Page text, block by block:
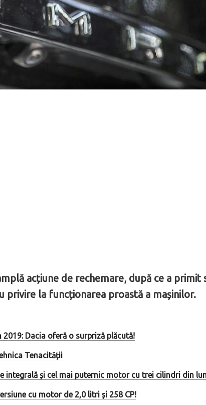
acțiune de rechemare, după ce a primit
privire la funcționarea proastă a mașinilor.
Dacia oferă o surpriză plăcută!
Tenacității
integrală și cel mai puternic motor cu trei cilindri din
cu motor de 2,0 litri și 258 CP!